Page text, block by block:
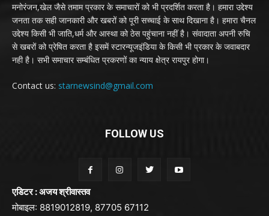
मनोरंजन,खेल जैसे तमाम प्रकार के समाचारों को भी प्रदर्शित करता है। हमारा उद्देश्य
जनता तक सही जानकारी और खबरों को पूरी सच्चाई के साथ दिखाना है। हमारा चैनल
उद्देश्य किसी भी जाति,धर्म और आस्था को ठेस पहुंचाना नहीं है। संवादाता अपनी रुचि
से खबरों को प्रेषित करता है इसमें स्टारन्यूजइंडिया के किसी भी प्रकार के जवाबदार
नही है। सभी समाचार सम्बंधित प्रकरणों का न्याय क्षेत्र रायपुर होगा।
Contact us: starnewsind@gmail.com
FOLLOW US
एडिटर : अजय श्रीवास्तव
मोबाइल: 8819012819, 87705 67112